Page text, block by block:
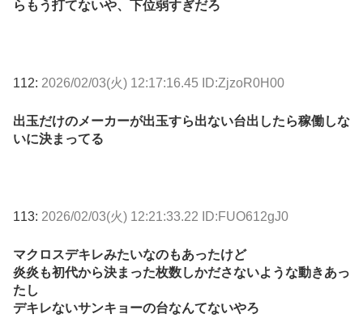
らもう打てないや、下位弱すぎだろ
112: 2026/02/03(火) 12:17:16.45 ID:ZjzoR0H00
出玉だけのメーカーが出玉すら出ない台出したら稼働しな
いに決まってる
113: 2026/02/03(火) 12:21:33.22 ID:FUO612gJ0
マクロスデキレみたいなのもあったけど
炎炎も初代から決まった枚数しかださないような動きあっ
たし
デキレないサンキョーの台なんてないやろ